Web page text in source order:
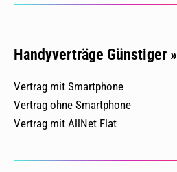
Handyverträge Günstiger »
Vertrag mit Smartphone
Vertrag ohne Smartphone
Vertrag mit AllNet Flat